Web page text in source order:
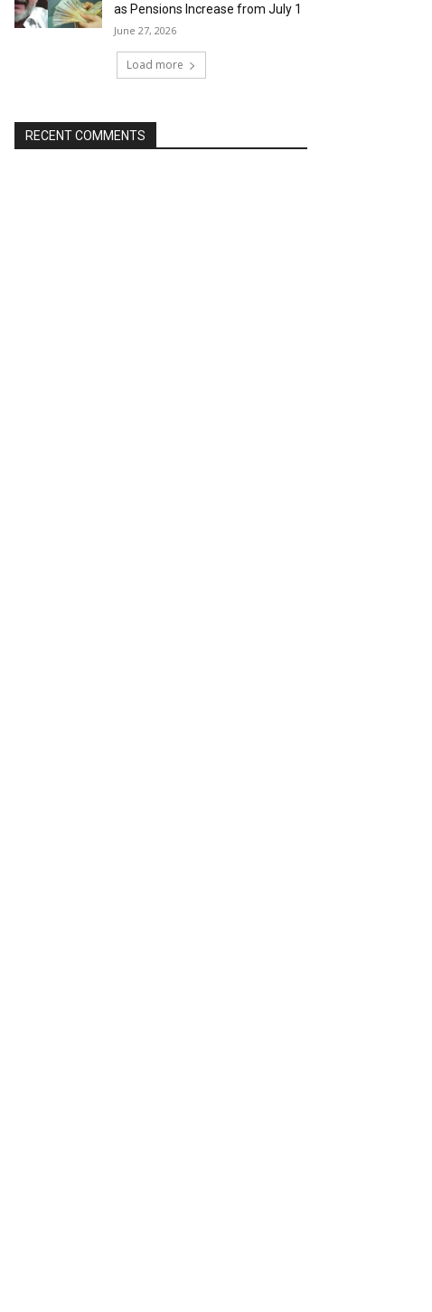
as Pensions Increase from July 1
June 27, 2026
Load more
RECENT COMMENTS